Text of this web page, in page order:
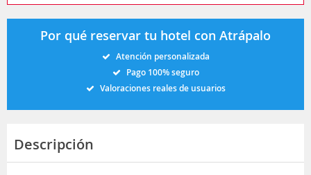
Por qué reservar tu hotel con Atrápalo
Atención personalizada
Pago 100% seguro
Valoraciones reales de usuarios
Descripción